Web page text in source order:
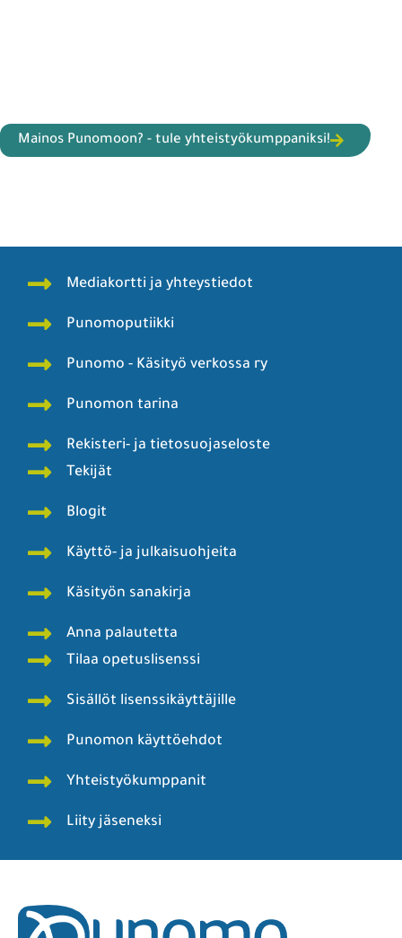
Mainos Punomoon? - tule yhteistyökumppaniksi!
Mediakortti ja yhteystiedot
Punomoputiikki
Punomo - Käsityö verkossa ry
Punomon tarina
Rekisteri- ja tietosuojaseloste
Tekijät
Blogit
Käyttö- ja julkaisuohjeita
Käsityön sanakirja
Anna palautetta
Tilaa opetuslisenssi
Sisällöt lisenssikäyttäjille
Punomon käyttöehdot
Yhteistyökumppanit
Liity jäseneksi